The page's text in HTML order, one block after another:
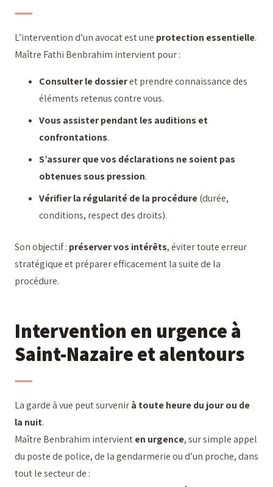
L’intervention d’un avocat est une protection essentielle.
Maître Fathi Benbrahim intervient pour :
Consulter le dossieret prendre connaissance des
éléments retenus contre vous.
Vous assister pendant les auditions et
confrontations.
S’assurer que vos déclarations ne soient pas
obtenues sous pression.
Vérifier la régularité de la procédure(durée,
conditions, respect des droits).
Son objectif : préserver vos intérêts, éviter toute erreur
stratégique et préparer efficacement la suite de la
procédure.
Intervention en urgence à
Saint-Nazaire et alentours
La garde à vue peut survenirà toute heure du jour ou de
la nuit.
Maître Benbrahim intervienten urgence, sur simple appel
du poste de police, de la gendarmerie ou d’un proche, dans
tout le secteur de :